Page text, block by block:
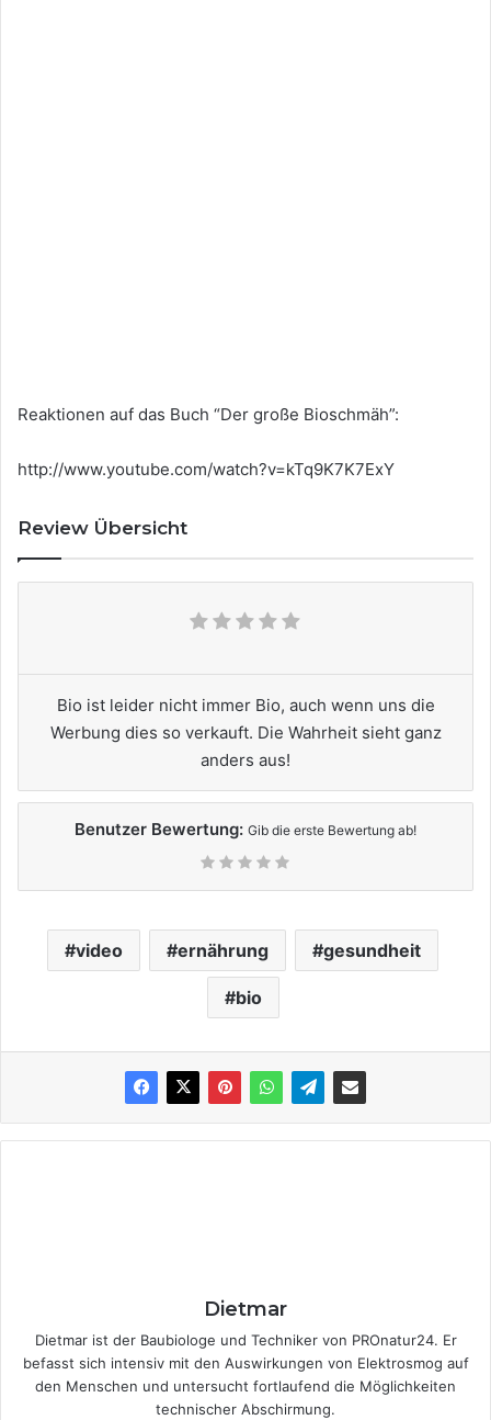
Reaktionen auf das Buch “Der große Bioschmäh”:
http://www.youtube.com/watch?v=kTq9K7K7ExY
Review Übersicht
Bio ist leider nicht immer Bio, auch wenn uns die
Werbung dies so verkauft. Die Wahrheit sieht ganz
anders aus!
Benutzer Bewertung: Gib die erste Bewertung ab!
video ernährung gesundheit
bio
Dietmar
Dietmar ist der Baubiologe und Techniker von PROnatur24. Er
befasst sich intensiv mit den Auswirkungen von Elektrosmog auf
den Menschen und untersucht fortlaufend die Möglichkeiten
technischer Abschirmung.